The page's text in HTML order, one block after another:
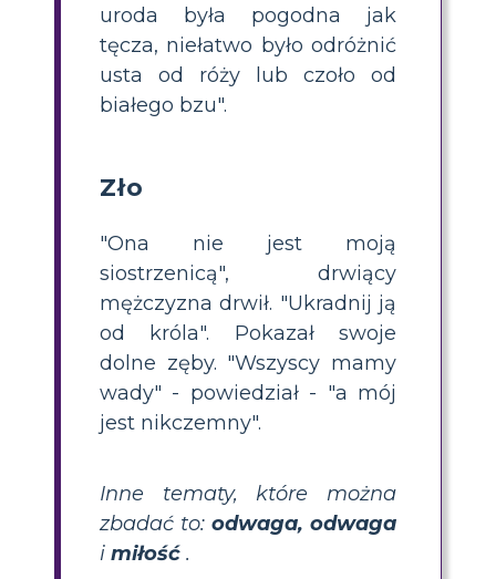
uroda była pogodna jak
tęcza, niełatwo było odróżnić
usta od róży lub czoło od
białego bzu".
Zło
"Ona nie jest moją
siostrzenicą", drwiący
mężczyzna drwił. "Ukradnij ją
od króla". Pokazał swoje
dolne zęby. "Wszyscy mamy
wady" - powiedział - "a mój
jest nikczemny".
Inne tematy, które można
zbadać to: odwaga, odwaga
i miłość .